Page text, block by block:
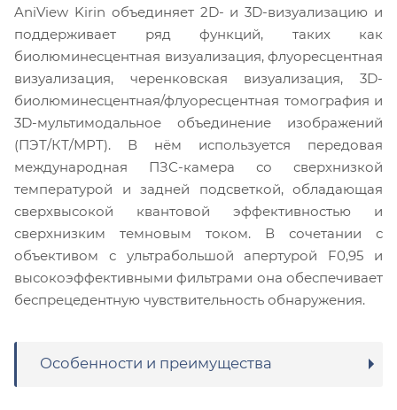
AniView Kirin объединяет 2D- и 3D-визуализацию и
поддерживает ряд функций, таких как
биолюминесцентная визуализация, флуоресцентная
визуализация, черенковская визуализация, 3D-
биолюминесцентная/флуоресцентная томография и
3D-мультимодальное объединение изображений
(ПЭТ/КТ/МРТ). В нём используется передовая
международная ПЗС-камера со сверхнизкой
температурой и задней подсветкой, обладающая
сверхвысокой квантовой эффективностью и
сверхнизким темновым током. В сочетании с
объективом с ультрабольшой апертурой F0,95 и
высокоэффективными фильтрами она обеспечивает
беспрецедентную чувствительность обнаружения.
Особенности и преимущества